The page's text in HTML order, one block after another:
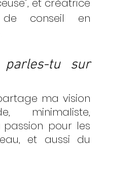
et créatrice
de conseil en
tu sur
ma vision
pour les
et aussi du